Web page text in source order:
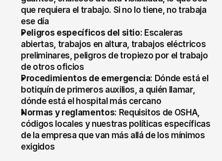
que requiera el trabajo. Si no lo tiene, no trabaja
ese día
Peligros específicos del sitio: Escaleras
abiertas, trabajos en altura, trabajos eléctricos
preliminares, peligros de tropiezo por el trabajo
de otros oficios
Procedimientos de emergencia: Dónde está el
botiquín de primeros auxilios, a quién llamar,
dónde está el hospital más cercano
Normas y reglamentos: Requisitos de OSHA,
códigos locales y nuestras políticas específicas
de la empresa que van más allá de los mínimos
exigidos